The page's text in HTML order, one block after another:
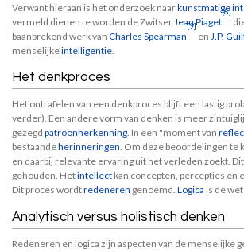
Verwant hieraan is het onderzoek naarkunstmatige
vermeld dienen te worden de Zwitser Jean Piaget
[8]
baanbrekend werk van Charles Spearman
[9]
en J.P.
menselijkeintelligentie
Het denkproces
Het ontrafelen van een denkproces blijft een lastig
verder). Een andere vorm van denken is meer
gezegd patroonherkenning. In een "moment van
bestaandeherinneringen. Om deze beoordelingen te
en daarbij relevante ervaring uit het verleden zoekt.
gehouden. Hetintellect kan concepten, percepties
Dit proces wordtredeneren genoemd. Logica is de
Analytisch versus holistisch denken
Redeneren en logica zijn aspecten van de